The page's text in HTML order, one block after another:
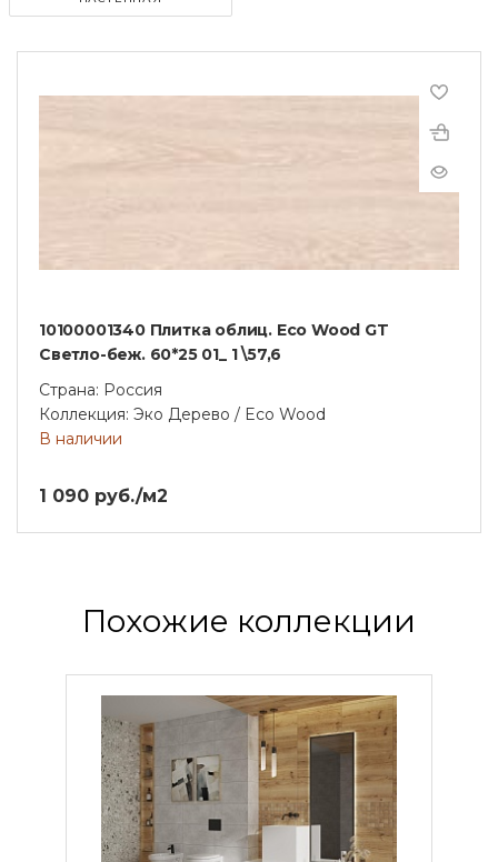
10100001340 Плитка облиц. Eco Wood GT
Светло-беж. 60*25 01_ 1 \57,6
Страна: Россия
Коллекция: Эко Дерево / Eco Wood
В наличии
1 090 руб./м2
Похожие коллекции